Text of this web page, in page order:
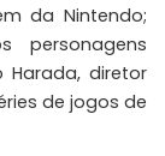
da Nintendo;
personagens
Harada, diretor
de jogos de